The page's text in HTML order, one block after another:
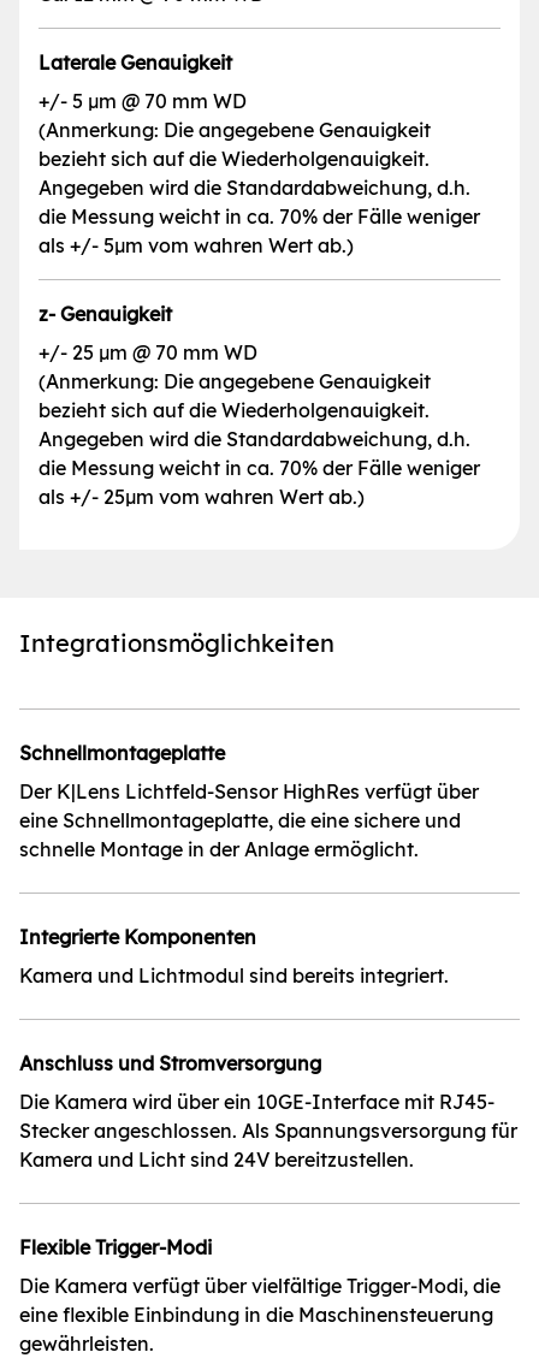
Laterale Genauigkeit
+/- 5 µm @ 70 mm WD
(Anmerkung: Die angegebene Genauigkeit
bezieht sich auf die Wiederholgenauigkeit.
Angegeben wird die Standardabweichung, d.h.
die Messung weicht in ca. 70% der Fälle weniger
als +/- 5µm vom wahren Wert ab.)
z- Genauigkeit
+/- 25 µm @ 70 mm WD
(Anmerkung: Die angegebene Genauigkeit
bezieht sich auf die Wiederholgenauigkeit.
Angegeben wird die Standardabweichung, d.h.
die Messung weicht in ca. 70% der Fälle weniger
als +/- 25µm vom wahren Wert ab.)
Integrationsmöglichkeiten
Schnellmontageplatte
Der K|Lens Lichtfeld-Sensor HighRes verfügt über
eine Schnellmontageplatte, die eine sichere und
schnelle Montage in der Anlage ermöglicht.
Integrierte Komponenten
Kamera und Lichtmodul sind bereits integriert.
Anschluss und Stromversorgung
Die Kamera wird über ein 10GE-Interface mit RJ45-
Stecker angeschlossen. Als Spannungsversorgung für
Kamera und Licht sind 24V bereitzustellen.
Flexible Trigger-Modi
Die Kamera verfügt über vielfältige Trigger-Modi, die
eine flexible Einbindung in die Maschinensteuerung
gewährleisten.